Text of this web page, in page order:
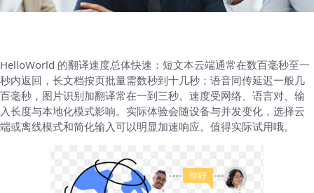
HelloWorld 的翻译速度总体快速：短文本云端通常在数百毫秒至一
秒内返回，长文档按页批量需数秒到十几秒；语音同传延迟一般几
百毫秒，图片识别加翻译常在一到三秒。速度受网络、语言对、输
入长度与本地化模式影响。实际体验会随设备与并发变化，选择云
端或离线模式和简化输入可以明显加速响应。值得实际试用哦。